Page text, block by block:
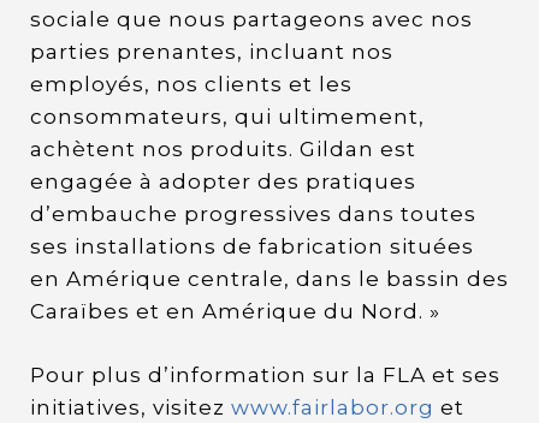
sociale que nous partageons avec nos
parties prenantes, incluant nos
employés, nos clients et les
consommateurs, qui ultimement,
achètent nos produits. Gildan est
engagée à adopter des pratiques
d’embauche progressives dans toutes
ses installations de fabrication situées
en Amérique centrale, dans le bassin des
Caraïbes et en Amérique du Nord. »
Pour plus d’information sur la FLA et ses
initiatives, visitez www.fairlabor.org et